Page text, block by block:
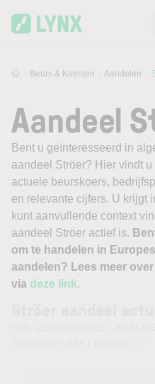
Beurs & Koersen Aandelen
Aandeel
Bent u geïnteresseerd in
aandeel Ströer? Hier vindt
actuele beurskoers,
en relevante cijfers. U krijgt
kunt aanvullende context
aandeel Ströer actief is.
om te handelen in
aandelen? Lees meer
via deze link.